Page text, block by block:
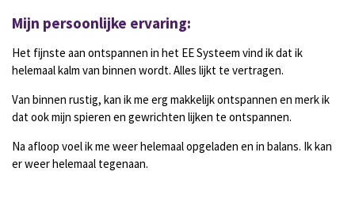
Mijn persoonlijke ervaring:
Het fijnste aan ontspannen in het EE Systeem vind ik dat ik
helemaal kalm van binnen wordt. Alles lijkt te vertragen.
Van binnen rustig, kan ik me erg makkelijk ontspannen en merk ik
dat ook mijn spieren en gewrichten lijken te ontspannen.
Na afloop voel ik me weer helemaal opgeladen en in balans. Ik kan
er weer helemaal tegenaan.